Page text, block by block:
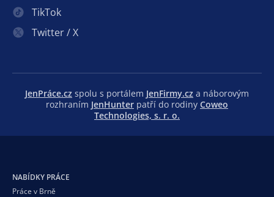
TikTok
Twitter / X
JenPráce.cz spolu s portálem JenFirmy.cz a náborovým
rozhraním JenHunter patří do rodiny Coweo
Technologies, s. r. o.
NABÍDKY PRÁCE
Práce v Brně